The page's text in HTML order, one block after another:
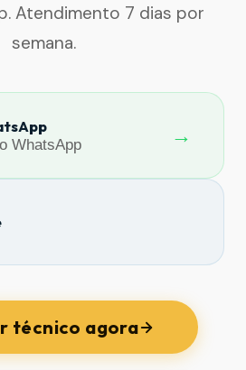
Atendimento 7 dias por
semana.
WhatsApp
→
técnico agora